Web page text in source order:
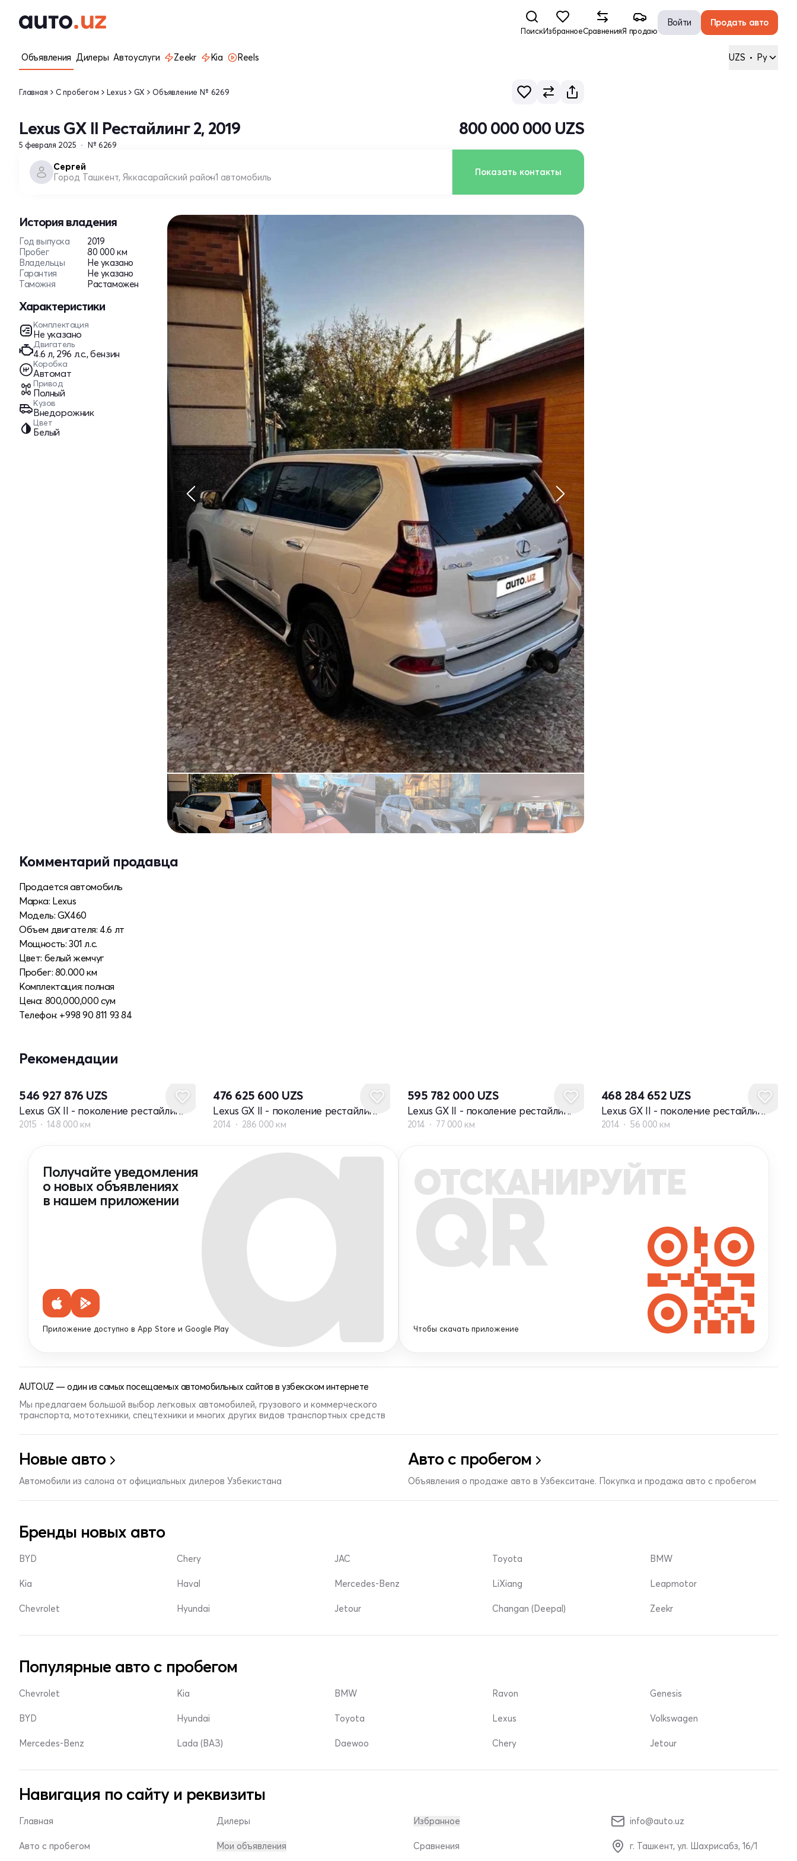
ПоискИзбранноеСравненияЯ продаю
Войти Продать авто
Объявления Дилеры Автоуслуги Zeekr Kia Reels UZS • Ру
Главная С пробегом Lexus GX Объявление № 6269
Lexus GX II Рестайлинг 2, 2019
5 февраля 2025 № 6269
800 000 000 UZS
Сергей
Город Ташкент, Яккасарайский район1 автомобиль Показать контакты
История владения
Год выпуска
2019
Пробег
80 000 км
Владельцы
Не указано
Гарантия
Не указано
Таможня
Растаможен
Характеристики
Комплектация
Не указано
Двигатель
4.6 л, 296 л.с., бензин
Коробка
Автомат
Привод
Полный
Кузов
Внедорожник
Цвет
Белый
Комментарий продавца
Продается автомобиль
Марка: Lexus
Модель: GX460
Объем двигателя: 4.6 лт
Мощность: 301 л.с.
Цвет: белый жемчуг
Пробег: 80.000 км
Комплектация: полная
Цена: 800,000,000 сум
Телефон: +998 90 811 93 84
Рекомендации
546 927 876 UZS
Lexus GX II - поколение рестайлинг
2015 148 000 км
476 625 600 UZS
Lexus GX II - поколение рестайлинг
2014 286 000 км
595 782 000 UZS
Lexus GX II - поколение рестайлинг
2014 77 000 км
468 284 652 UZS
Lexus GX II - поколение рестайлинг
2014 56 000 км
Получайте уведомления
о новых объявлениях
в нашем приложении
Приложение доступно в App Store и Google Play
ОТСКАНИРУЙТЕ
QR
Чтобы скачать приложение
AUTO.UZ — один из самых посещаемых автомобильных сайтов в узбекском интернете
Мы предлагаем большой выбор легковых автомобилей, грузового и коммерческого
транспорта, мототехники, спецтехники и многих других видов транспортных средств
Новые авто
Автомобили из салона от официальных дилеров Узбекистана
Авто с пробегом
Объявления о продаже авто в Узбекситане. Покупка и продажа авто с пробегом
Бренды новых авто
BYD
Kia
Chevrolet
Chery
Haval
Hyundai
JAC
Mercedes-Benz
Jetour
Toyota
LiXiang
Changan (Deepal)
BMW
Leapmotor
Zeekr
Популярные авто с пробегом
Chevrolet
BYD
Mercedes-Benz
Kia
Hyundai
Lada (ВАЗ)
BMW
Toyota
Daewoo
Ravon
Lexus
Chery
Genesis
Volkswagen
Jetour
Навигация по сайту и реквизиты
Главная
Авто с пробегом
Дилеры
Мои объявления
Избранное
Сравнения
info@auto.uz
г. Ташкент, ул. Шахрисабз, 16/1